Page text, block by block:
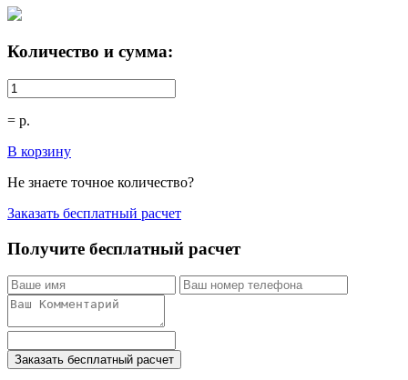
Количество и сумма:
= р.
В корзину
Не знаете точное количество?
Заказать бесплатный расчет
Получите бесплатный расчет
Заказать бесплатный расчет